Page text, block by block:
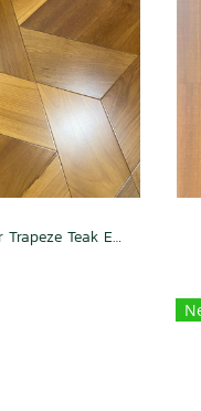
Artisan Wood Floor Trapeze Teak Exotic